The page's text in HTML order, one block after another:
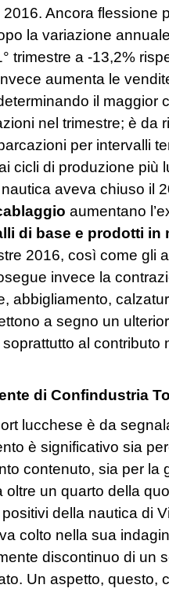
Ancora flessione
la variazione
trimestre a -13,2%
aumenta le
il maggior
nel trimestre; è da
per intervalli
cicli di produzione più
aveva chiuso il
aumentano
di base e prodotti in
2016, così come gli
invece la
abbigliamento,
a segno un
al
di Confindustria
lucchese è da
è significativo sia
contenuto, sia per la
un quarto della
della nautica di
colto nella sua
discontinuo di un
Un aspetto, questo,